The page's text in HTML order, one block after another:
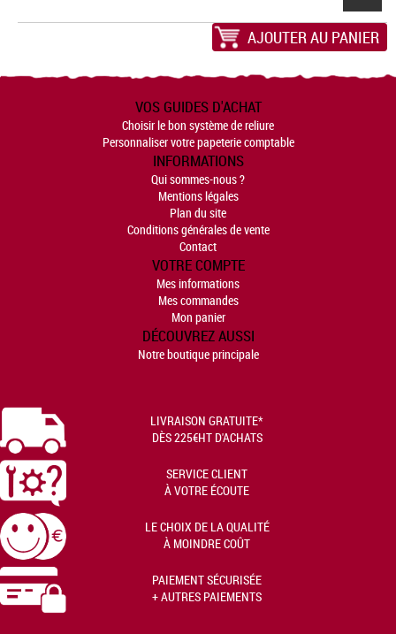
AJOUTER AU PANIER
VOS GUIDES D'ACHAT
Choisir le bon système de reliure
Personnaliser votre papeterie comptable
INFORMATIONS
Qui sommes-nous ?
Mentions légales
Plan du site
Conditions générales de vente
Contact
VOTRE COMPTE
Mes informations
Mes commandes
Mon panier
DÉCOUVREZ AUSSI
Notre boutique principale
LIVRAISON GRATUITE*
DÈS 225€HT D'ACHATS
SERVICE CLIENT
À VOTRE ÉCOUTE
LE CHOIX DE LA QUALITÉ
À MOINDRE COÛT
PAIEMENT SÉCURISÉE
+ AUTRES PAIEMENTS